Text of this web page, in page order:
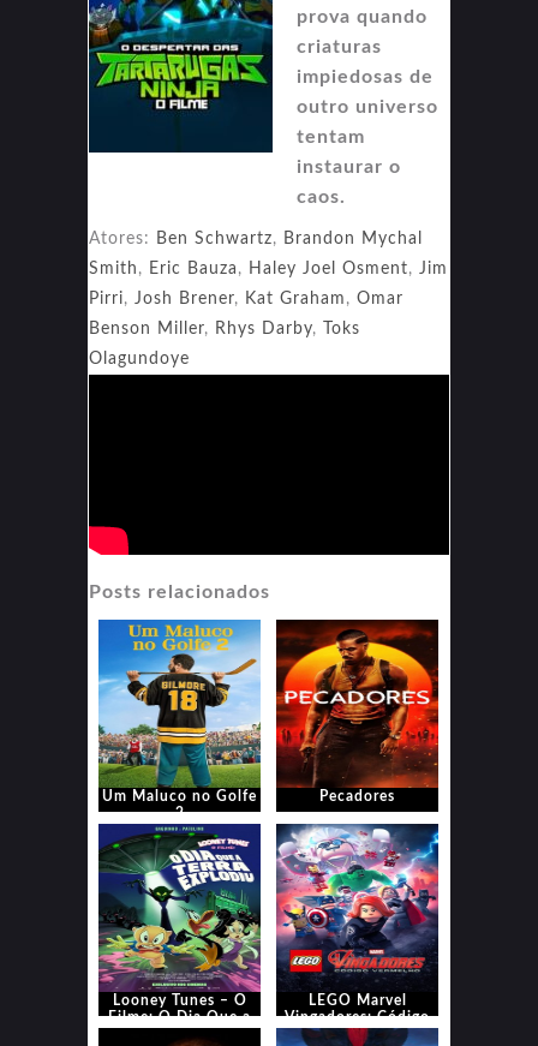
prova quando
criaturas
impiedosas de
outro universo
tentam
instaurar o
caos.
Atores: Ben Schwartz, Brandon Mychal
Smith , Eric Bauza , Haley Joel Osment, Jim
Pirri, Josh Brener, Kat Graham , Omar
Benson Miller, Rhys Darby,
Toks
Olagundoye
Posts relacionados
Um Maluco no Golfe
2
Pecadores
Looney Tunes – O
Filme: O Dia Que a
LEGO Marvel
Vingadores: Código
Vermelho